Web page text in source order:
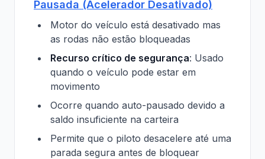
Pausada (Acelerador Desativado)
Motor do veículo está desativado mas
as rodas não estão bloqueadas
Recurso crítico de segurança: Usado
quando o veículo pode estar em
movimento
Ocorre quando auto-pausado devido a
saldo insuficiente na carteira
Permite que o piloto desacelere até uma
parada segura antes de bloquear